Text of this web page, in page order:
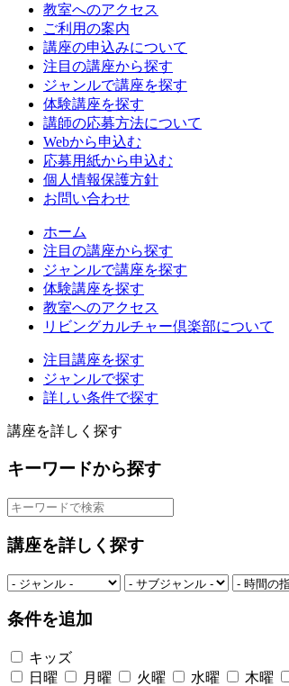
教室へのアクセス
ご利用の案内
講座の申込みについて
注目の講座から探す
ジャンルで講座を探す
体験講座を探す
講師の応募方法について
Webから申込む
応募用紙から申込む
個人情報保護方針
お問い合わせ
ホーム
注目の講座から探す
ジャンルで講座を探す
体験講座を探す
教室へのアクセス
リビングカルチャー倶楽部について
注目講座を探す
ジャンルで探す
詳しい条件で探す
講座を詳しく探す
キーワードから探す
講座を詳しく探す
条件を追加
キッズ
日曜
月曜 火曜 水曜 木曜